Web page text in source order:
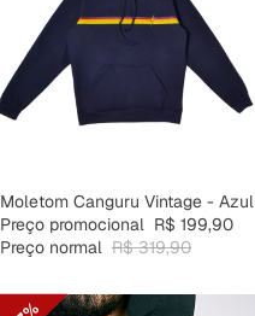
PROMOÇÃO
Moletom Canguru Vintage - Azul
Preço promocional R$ 199,90
Preço normal R$ 319,90
Jaqueta